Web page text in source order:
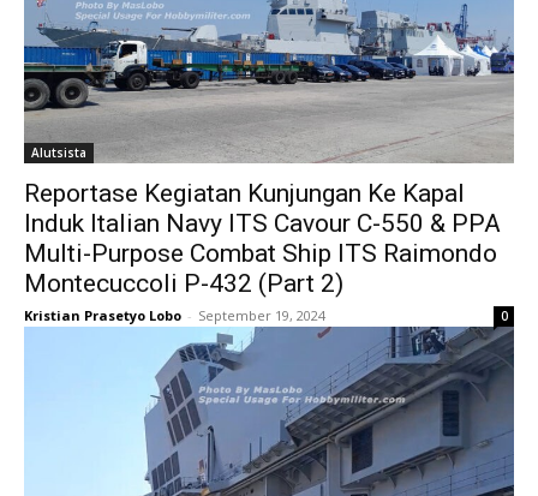
Alutsista
Reportase Kegiatan Kunjungan Ke Kapal
Induk Italian Navy ITS Cavour C-550 & PPA
Multi-Purpose Combat Ship ITS Raimondo
Montecuccoli P-432 (Part 2)
Kristian Prasetyo Lobo - September 19, 2024 0